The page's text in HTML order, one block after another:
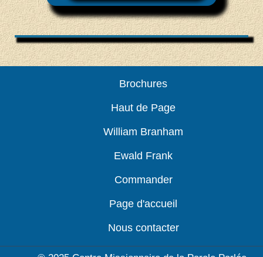
Brochures
Haut de Page
William Branham
Ewald Frank
Commander
Page d'accueil
Nous contacter